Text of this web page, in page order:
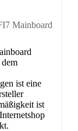
ist eine
ist